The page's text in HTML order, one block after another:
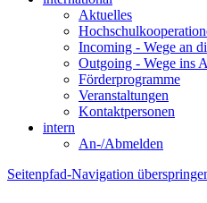
Aktuelles
Incoming - Wege an
Outgoing - Wege ins
Förderprogramme
Veranstaltungen
Kontaktpersonen
intern
An-/Abmelden
Seitenpfad-Navigation